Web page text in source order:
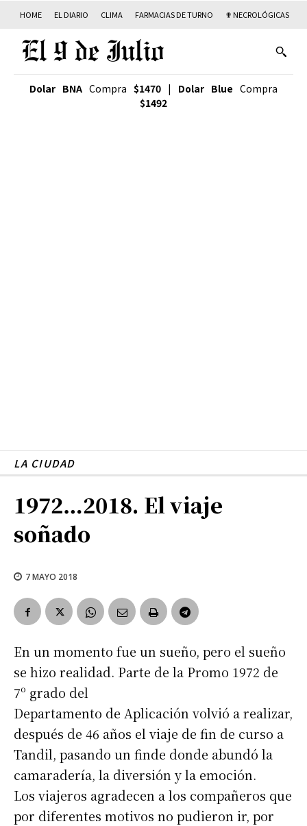
HOME EL DIARIO CLIMA FARMACIAS DE TURNO ✟ NECROLÓGICAS
Dolar BNA Compra $1470 | Dolar Blue Compra
$1492
LA CIUDAD
1972…2018. El viaje
soñado
7 MAYO 2018
En un momento fue un sueño, pero el sueño
se hizo realidad. Parte de la Promo 1972 de
7º grado del
Departamento de Aplicación volvió a realizar,
después de 46 años el viaje de fin de curso a
Tandil, pasando un finde donde abundó la
camaradería, la diversión y la emoción.
Los viajeros agradecen a los compañeros que
por diferentes motivos no pudieron ir, por